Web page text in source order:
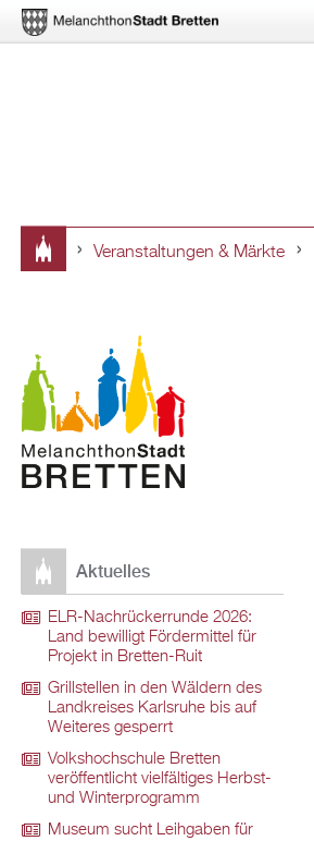
hier
Veranstaltungen & Märkte
Aktuelles
ELR-Nachrückerrunde 2026:
Land bewilligt Fördermittel für
Projekt in Bretten-Ruit
Grillstellen in den Wäldern des
Landkreises Karlsruhe bis auf
Weiteres gesperrt
Volkshochschule Bretten
veröffentlicht vielfältiges Herbst-
und Winterprogramm
Museum sucht Leihgaben für